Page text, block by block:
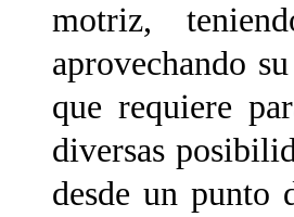
motriz,
aprovechando
que requiere
diversas
desde un punto